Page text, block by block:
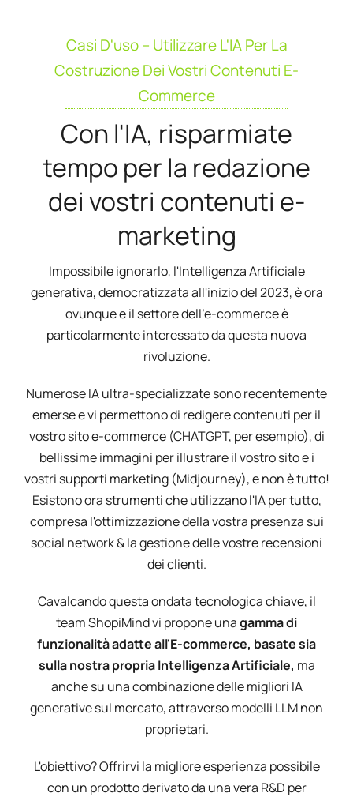
Casi D'uso – Utilizzare L'IA Per La
Costruzione Dei Vostri Contenuti E-
Commerce
Con l'IA, risparmiate
tempo per la redazione
dei vostri contenuti e-
marketing
Impossibile ignorarlo, l'Intelligenza Artificiale
generativa, democratizzata all'inizio del 2023, è ora
ovunque e il settore dell'e-commerce è
particolarmente interessato da questa nuova
rivoluzione.
Numerose IA ultra-specializzate sono recentemente
emerse e vi permettono di redigere contenuti per il
vostro sito e-commerce (CHATGPT, per esempio), di
bellissime immagini per illustrare il vostro sito e i
vostri supporti marketing (Midjourney), e non è tutto!
Esistono ora strumenti che utilizzano l'IA per tutto,
compresa l'ottimizzazione della vostra presenza sui
social network & la gestione delle vostre recensioni
dei clienti.
Cavalcando questa ondata tecnologica chiave, il
team ShopiMind vi propone unagamma di
funzionalità adatte all'E-commerce, basate sia
sulla nostra propria Intelligenza Artificiale, ma
anche su una combinazione delle migliori IA
generative sul mercato, attraverso modelli LLM non
proprietari.
L'obiettivo? Offrirvi la migliore esperienza possibile
con un prodotto derivato da una vera R&D per